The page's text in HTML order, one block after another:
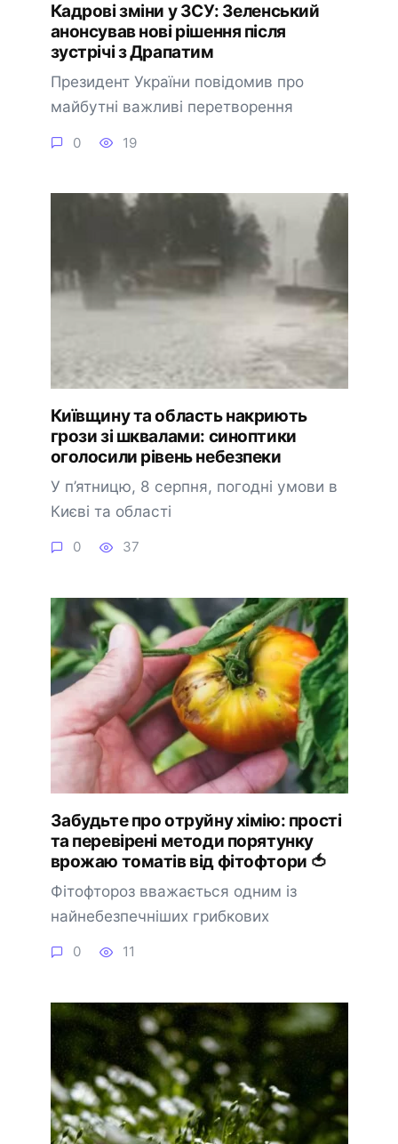
Кадрові зміни у ЗСУ: Зеленський
анонсував нові рішення після
зустрічі з Драпатим
Президент України повідомив про
майбутні важливі перетворення
0 19
Київщину та область накриють
грози зі шквалами: синоптики
оголосили рівень небезпеки
У п’ятницю, 8 серпня, погодні умови в
Києві та області
0 37
Забудьте про отруйну хімію: прості
та перевірені методи порятунку
врожаю томатів від фітофтори 🍅
Фітофтороз вважається одним із
найнебезпечніших грибкових
0 11